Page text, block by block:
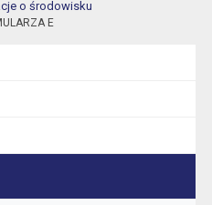
o środowisku
E